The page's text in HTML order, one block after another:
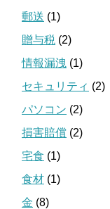
郵送 (1)
贈与税 (2)
情報漏洩 (1)
セキュリティ (2)
パソコン (2)
損害賠償 (2)
宅食 (1)
食材 (1)
金 (8)